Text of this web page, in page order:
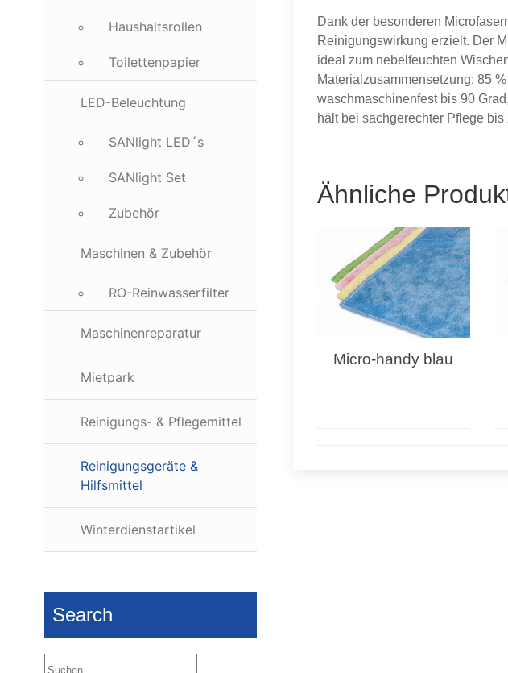
Haushaltsrollen
Toilettenpapier
LED-Beleuchtung
SANlight LED´s
SANlight Set
Zubehör
Maschinen & Zubehör
RO-Reinwasserfilter
Maschinenreparatur
Mietpark
Reinigungs- & Pflegemittel
Reinigungsgeräte &
Hilfsmittel
Winterdienstartikel
Search
Suchen
Dank der besonderen
Reinigungswirkung erzielt. Der
ideal zum nebelfeuchten
Materialzusammensetzung: 85
waschmaschinenfest bis 90
hält bei sachgerechter Pflege
Ähnliche
Micro-handy blau